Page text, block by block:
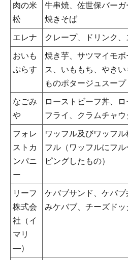
肉の米
松
牛串焼、佐世保バーガ
焼きそば
エレナ クレープ、ドリンク
おいも
ぷらす
焼き芋、サツマイモ
ス、いももち、やき
ものポタージュスープ
なごみ
や
ローストビーフ丼、
フライ、クラムチャウ
フォレ
ストカ
ンパニ
ー
ワッフル及びワッフ
フル（ワッフルにフ
ピングしたもの）
リーフ
株式会
社（イ
マリ
―）
ケバブサンド、ケバ
みケバブ、チーズドッ